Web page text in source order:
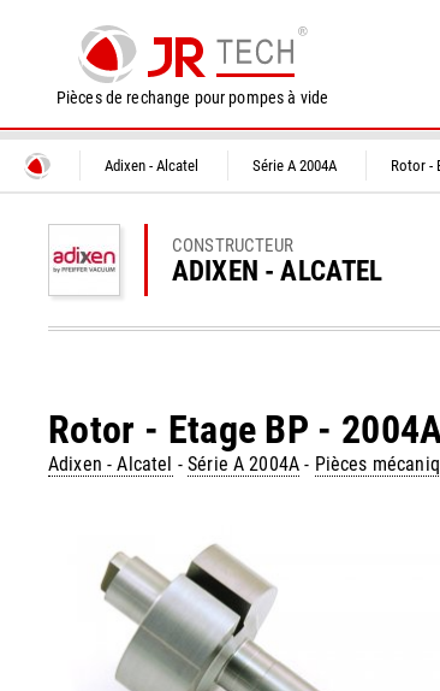
Pièces de rechange pour pompes à vide
Adixen - Alcatel Série A 2004A Rotor -
CONSTRUCTEUR
ADIXEN - ALCATEL
Rotor - Etage BP -
Adixen - Alcatel -Série A 2004A - Pièces